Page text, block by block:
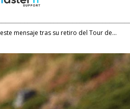
mensaje tras su retiro del Tour de...